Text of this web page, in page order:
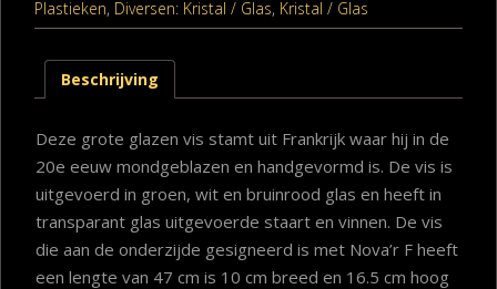
Plastieken, Diversen: Kristal / Glas, Kristal / Glas
Beschrijving
Deze grote glazen vis stamt uit Frankrijk waar hij in de
20e eeuw mondgeblazen en handgevormd is. De vis is
uitgevoerd in groen, wit en bruinrood glas en heeft in
transparant glas uitgevoerde staart en vinnen. De vis
die aan de onderzijde gesigneerd is met Nova’r F heeft
een lengte van 47 cm is 10 cm breed en 16.5 cm hoog